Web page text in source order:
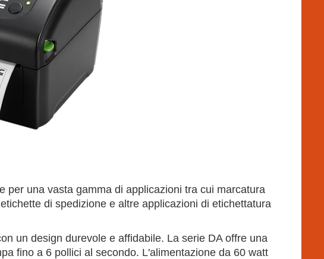
per una vasta gamma di applicazioni tra cui marcatura
di spedizione e altre applicazioni di etichettatura
un design durevole e affidabile. La serie DA offre una
fino a 6 pollici al secondo. L'alimentazione da 60 watt